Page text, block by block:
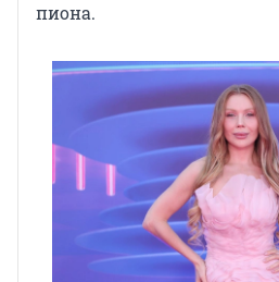
пиона.